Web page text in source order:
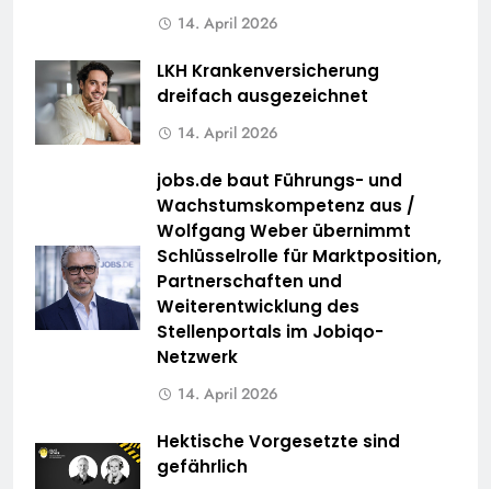
14. April 2026
LKH Krankenversicherung
dreifach ausgezeichnet
14. April 2026
jobs.de baut Führungs- und
Wachstumskompetenz aus /
Wolfgang Weber übernimmt
Schlüsselrolle für Marktposition,
Partnerschaften und
Weiterentwicklung des
Stellenportals im Jobiqo-
Netzwerk
14. April 2026
Hektische Vorgesetzte sind
gefährlich